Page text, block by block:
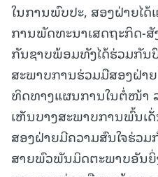
ໃນການພົບປະ, ສອງຝ່າຍໄ
ການພັດທະນາເສດຖະກິດ-ສັ
ກັນຊາບພ້ອມທັງໄດ້ຮ່ວມກັນ
ສະພາບການຮ່ວມມືສອງຝ່າ
ທິດທາງແຜນການໃນຕໍ່ໜ້າ
ເຫັນບາງສະພາບການພົ້ນ
ສອງຝ່າຍມີຄວາມສົນໃຈຮ່ວ
ສາຍພົວພັນມິດຕະພາບອັນຍິ່